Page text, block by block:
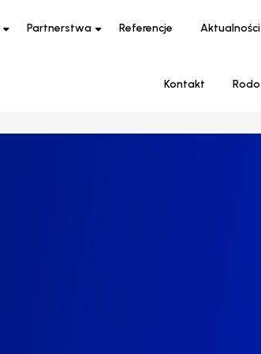
Partnerstwa Referencje Aktualności
Kontakt Rodo